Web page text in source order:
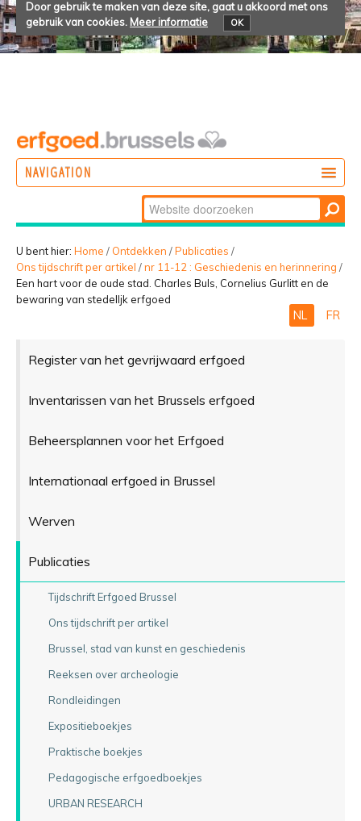
Door gebruik te maken van deze site, gaat u akkoord met ons
gebruik van cookies. Meer informatie OK
NAVIGATION
BELEVEN
Zoek
Geavanceerd
zoeken...
U bent hier: Home / Ontdekken /Publicaties /
Ons tijdschrift per artikel /nr 11-12 : Geschiedenis en herinnering /
Een hart voor de oude stad. Charles Buls, Cornelius Gurlitt en de
bewaring van stedelIjk erfgoed
NL FR
Register van het gevrijwaard erfgoed
Inventarissen van het Brussels erfgoed
Beheersplannen voor het Erfgoed
Internationaal erfgoed in Brussel
Werven
Publicaties
Tijdschrift Erfgoed Brussel
Ons tijdschrift per artikel
Brussel, stad van kunst en geschiedenis
Reeksen over archeologie
Rondleidingen
Expositieboekjes
Praktische boekjes
Pedagogische erfgoedboekjes
URBAN RESEARCH